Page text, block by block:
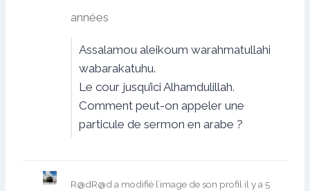
années
Assalamou aleikoum warahmatullahi
wabarakatuhu.
Le cour jusqu’ici Alhamdulillah.
Comment peut-on appeler une
particule de sermon en arabe ?
R@dR@d a modifié l’image de son profil il y a 5